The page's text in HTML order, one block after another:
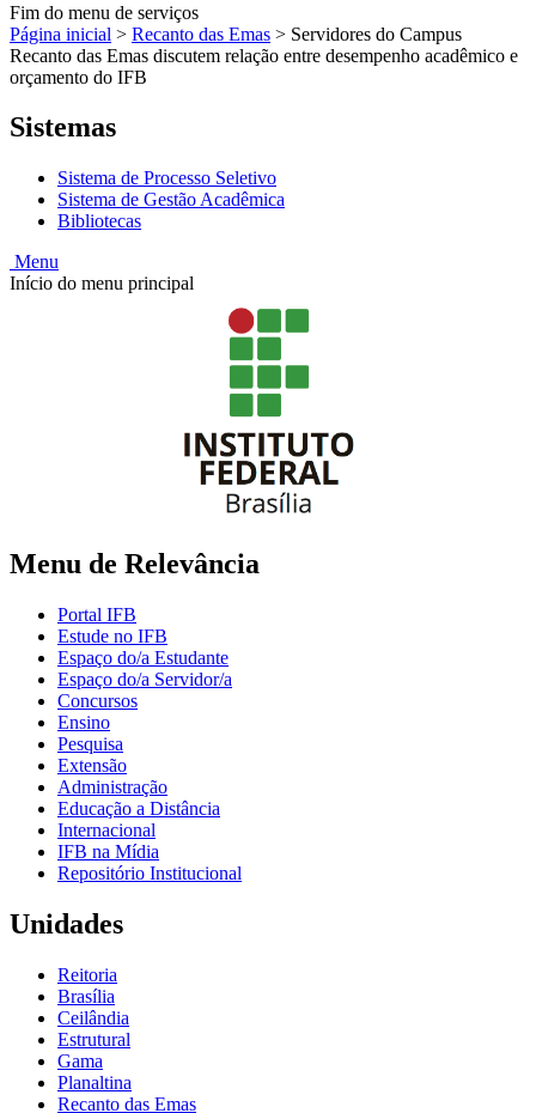
Fim do menu de serviços
Página inicial > Recanto das Emas > Servidores do Campus
Recanto das Emas discutem relação entre desempenho acadêmico e
orçamento do IFB
Sistemas
Sistema de Processo Seletivo
Sistema de Gestão Acadêmica
Bibliotecas
Menu
Início do menu principal
Menu de Relevância
Portal IFB
Estude no IFB
Espaço do/a Estudante
Espaço do/a Servidor/a
Concursos
Ensino
Pesquisa
Extensão
Administração
Educação a Distância
Internacional
IFB na Mídia
Repositório Institucional
Unidades
Reitoria
Brasília
Ceilândia
Estrutural
Gama
Planaltina
Recanto das Emas